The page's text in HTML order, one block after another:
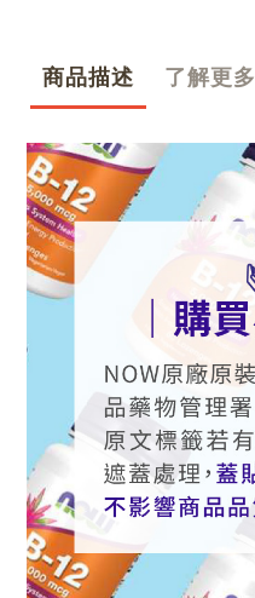
商品描述 了解更多